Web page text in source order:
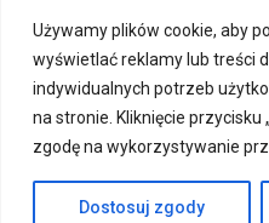
Używamy plików cookie, aby
wyświetlać reklamy lub treści
indywidualnych potrzeb
na stronie. Kliknięcie
zgodę na wykorzystywanie
Dostosuj zgody
OFERTA
Liny stalowo-gumowe
Krążniki